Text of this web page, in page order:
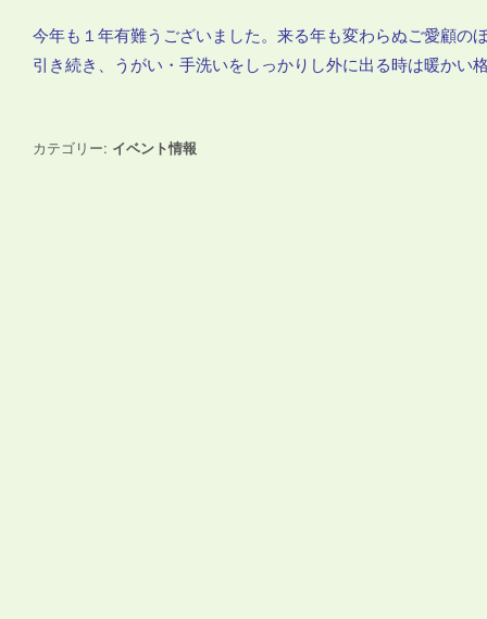
今年も１年有難うございました。来る年も変わらぬご愛顧の
引き続き、うがい・手洗いをしっかりし外に出る時は暖か
カテゴリー: イベント情報